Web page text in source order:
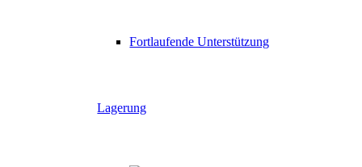
Fortlaufende Unterstützung
Lagerung